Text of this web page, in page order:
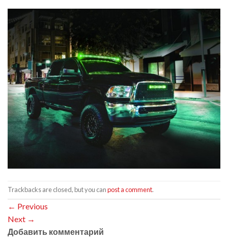
Trackbacks are closed, but you canpost a comment.
← Previous
Next →
Добавить комментарий